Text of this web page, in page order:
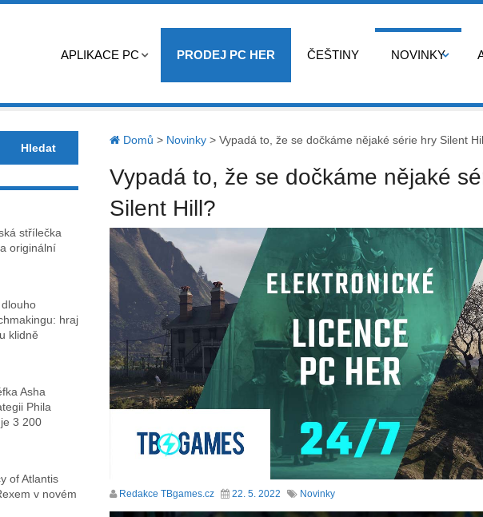
APLIKACE PC PRODEJ PC HER ČEŠTINY NOVINKY
Domů > Novinky> Vypadá to, že se dočkáme nějaké série hry Silent
Vypadá to, že se dočkáme nějaké
Silent Hill?
Redakce TBgames.cz 22. 5. 2022 Novinky
střílečka
originální
hraj
klidně
Asha
Phila
3 200
of Atlantis
v novém